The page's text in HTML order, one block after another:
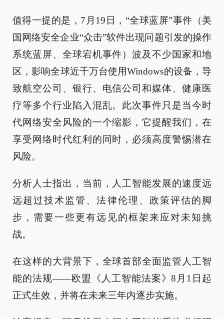
值得一提的是，7月19日，“全球蓝屏”事件（美
国网络安全企业“众击”软件出现问题引发的操作
系统蓝屏、全球宕机事件）波及不少国家和地
区，影响全球近千万台使用Windows的设备，导
致航空公司、银行、电信公司和媒体、健康医
疗等多个行业陷入混乱。此次事件只是当今时
代网络安全风险的一个缩影，它提醒我们，在
享受网络时代红利的同时，必须高度警惕潜在
风险。
分析人士指出，当前，人工智能发展的速度远
远超过技术监管、法律伦理、政策评估的脚
步，需要一些更有远见的框架来应对未知挑
战。
在这样的大背景下，全球首部全面监管人工智
能的法规——欧盟《人工智能法案》8月1日起
正式生效，并将在未来三年内逐步实施。